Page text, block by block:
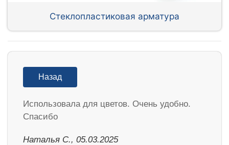
Стеклопластиковая арматура
Назад
Использовала для цветов. Очень удобно.
Спасибо
Наталья С., 05.03.2025